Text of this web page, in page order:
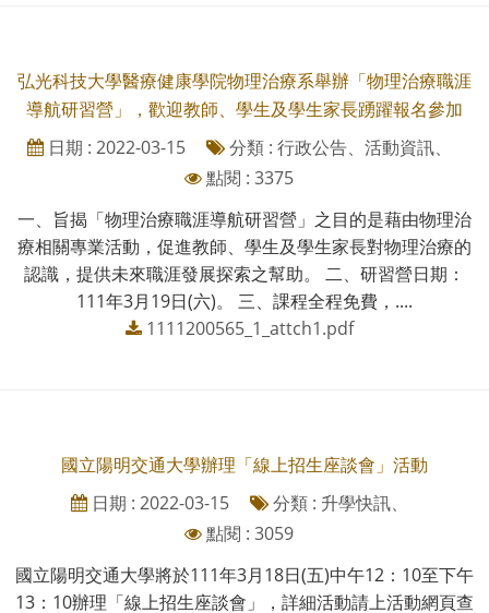
弘光科技大學醫療健康學院物理治療系舉辦「物理治療職涯
導航研習營」，歡迎教師、學生及學生家長踴躍報名參加
日期 : 2022-03-15
分類 : 行政公告、活動資訊、
點閱 : 3375
一、旨揭「物理治療職涯導航研習營」之目的是藉由物理治
療相關專業活動，促進教師、學生及學生家長對物理治療的
認識，提供未來職涯發展探索之幫助。 二、研習營日期：
111年3月19日(六)。 三、課程全程免費，....
1111200565_1_attch1.pdf
國立陽明交通大學辦理「線上招生座談會」活動
日期 : 2022-03-15
分類 : 升學快訊、
點閱 : 3059
國立陽明交通大學將於111年3月18日(五)中午12：10至下午
13：10辦理「線上招生座談會」，詳細活動請上活動網頁查